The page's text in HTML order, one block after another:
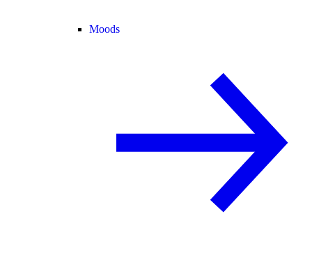
Moods